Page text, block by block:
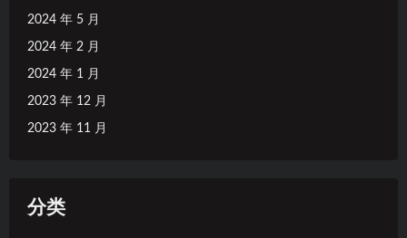
2024 年 5 月
2024 年 2 月
2024 年 1 月
2023 年 12 月
2023 年 11 月
分类